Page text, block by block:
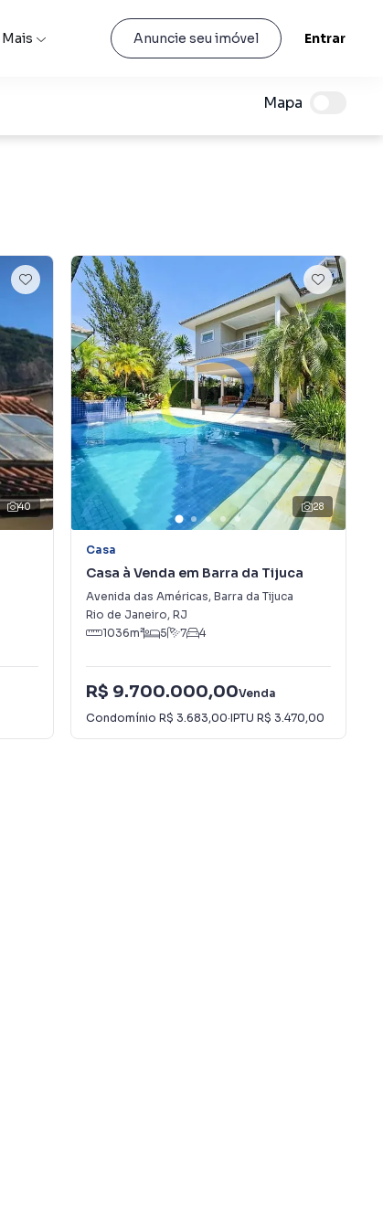
Mais Anuncie seu imóvel Entrar
Mapa
40 28
Casa
Casa à Venda em Barra da Tijuca
Avenida das Américas, Barra da Tijuca
Rio de Janeiro, RJ
1036m² 5 7 4
R$ 9.700.000,00Venda
Condomínio R$ 3.683,00·IPTU R$ 3.470,00